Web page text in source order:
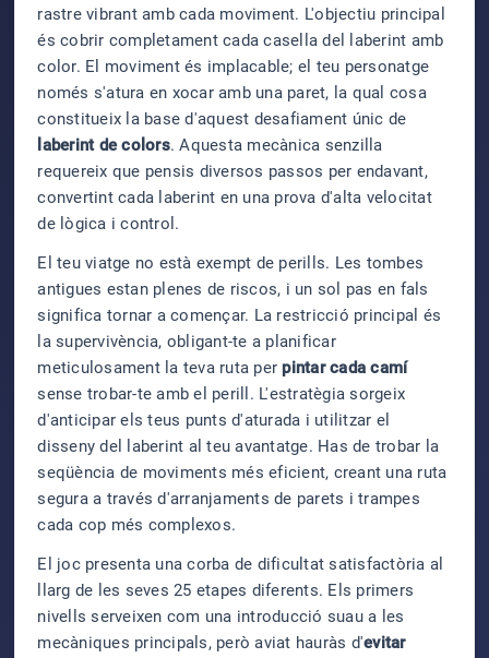
rastre vibrant amb cada moviment. L'objectiu principal
és cobrir completament cada casella del laberint amb
color. El moviment és implacable; el teu personatge
només s'atura en xocar amb una paret, la qual cosa
constitueix la base d'aquest desafiament únic de
laberint de colors. Aquesta mecànica senzilla
requereix que pensis diversos passos per endavant,
convertint cada laberint en una prova d'alta velocitat
de lògica i control.
El teu viatge no està exempt de perills. Les tombes
antigues estan plenes de riscos, i un sol pas en fals
significa tornar a començar. La restricció principal és
la supervivència, obligant-te a planificar
meticulosament la teva ruta per pintar cada camí
sense trobar-te amb el perill. L'estratègia sorgeix
d'anticipar els teus punts d'aturada i utilitzar el
disseny del laberint al teu avantatge. Has de trobar la
seqüència de moviments més eficient, creant una ruta
segura a través d'arranjaments de parets i trampes
cada cop més complexos.
El joc presenta una corba de dificultat satisfactòria al
llarg de les seves 25 etapes diferents. Els primers
nivells serveixen com una introducció suau a les
mecàniques principals, però aviat hauràs d'evitar